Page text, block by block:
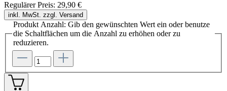
Regulärer Preis: 29,90 €
inkl. MwSt. zzgl. Versand
Produkt Anzahl: Gib den gewünschten Wert ein oder benutze
die Schaltflächen um die Anzahl zu erhöhen oder zu
reduzieren.